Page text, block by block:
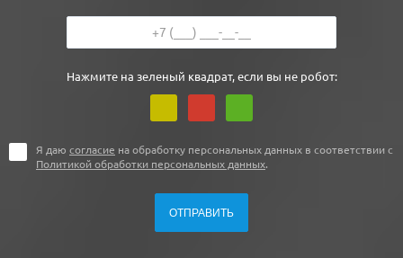
Нажмите на зеленый квадрат, если вы не робот:
Я даю согласие на обработку персональных данных в соответствии с
Политикой обработки персональных данных.